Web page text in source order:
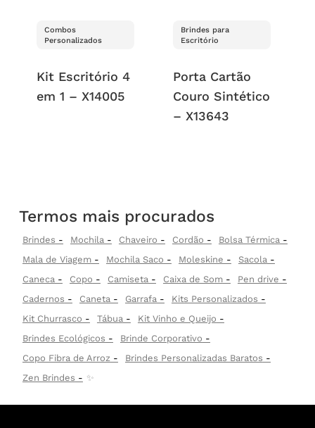
Combos
Personalizados
Kit Escritório 4
em 1 – X14005
Brindes para
Escritório
Porta Cartão
Couro Sintético
– X13643
Termos mais procurados
Brindes Mochila Chaveiro Cordão
Bolsa Térmica
Mala de Viagem
Mochila Saco Moleskine
Sacola
Caneca
Copo Camiseta Caixa de Som
Pen drive
Cadernos
Caneta Garrafa
Kits Personalizados
Kit Churrasco
Tábua
Kit Vinho e Queijo
Brindes Ecológicos
Brinde Corporativo
Copo Fibra de Arroz
Brindes Personalizadas Baratos
Zen Brindes
✨